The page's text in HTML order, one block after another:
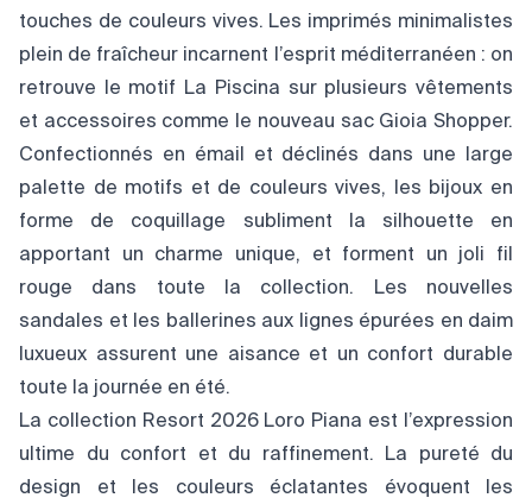
touches de couleurs vives. Les imprimés minimalistes
plein de fraîcheur incarnent l’esprit méditerranéen : on
retrouve le motif La Piscina sur plusieurs vêtements
et accessoires comme le nouveau sac Gioia Shopper.
Confectionnés en émail et déclinés dans une large
palette de motifs et de couleurs vives, les bijoux en
forme de coquillage subliment la silhouette en
apportant un charme unique, et forment un joli fil
rouge dans toute la collection. Les nouvelles
sandales et les ballerines aux lignes épurées en daim
luxueux assurent une aisance et un confort durable
toute la journée en été.
La collection Resort 2026 Loro Piana est l’expression
ultime du confort et du raffinement. La pureté du
design et les couleurs éclatantes évoquent les